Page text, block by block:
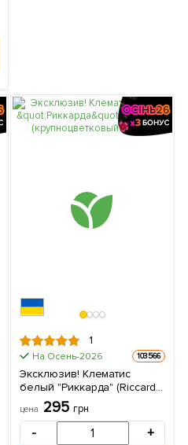
1
На Осень-2026 103566
Эксклюзив! Клематис
белый "Риккарда" (Riccarda)
(крупноцветковый сорт) 1
саженец в упаковке
цена 295 грн
- +